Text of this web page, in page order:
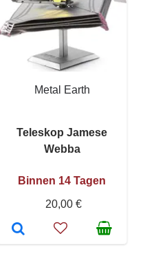
Metal Earth
Teleskop Jamese
Webba
Binnen 14 Tagen
20,00 €